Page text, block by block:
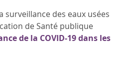
surveillance des eaux usées
de Santé publique
de la COVID-19 dans les